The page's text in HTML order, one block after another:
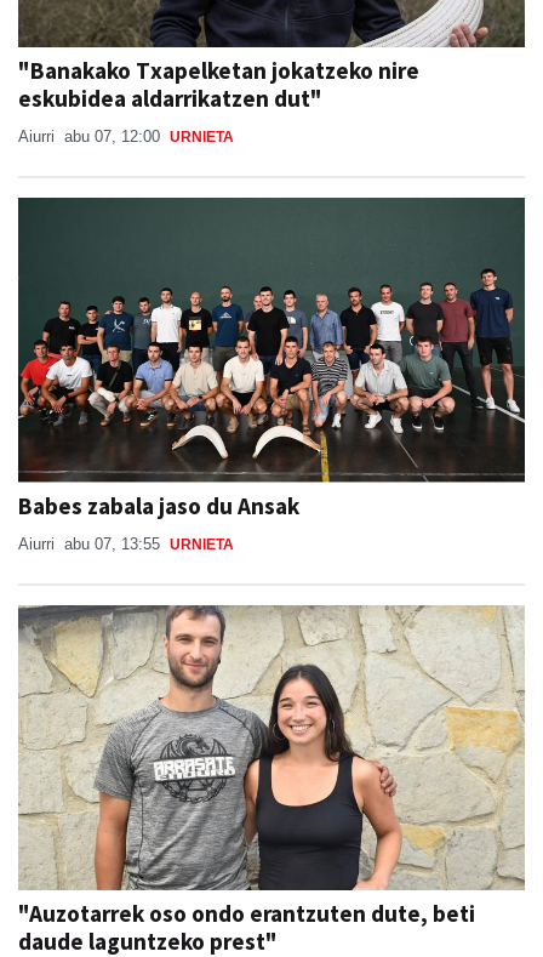
"Banakako Txapelketan jokatzeko nire
eskubidea aldarrikatzen dut"
Aiurri abu 07, 12:00 URNIETA
Babes zabala jaso du Ansak
Aiurri abu 07, 13:55 URNIETA
"Auzotarrek oso ondo erantzuten dute, beti
daude laguntzeko prest"